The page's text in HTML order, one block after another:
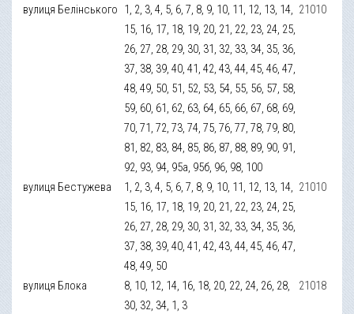
вулиця Белінського 1, 2, 3, 4, 5, 6, 7, 8, 9, 10, 11, 12, 13, 14,
15, 16, 17, 18, 19, 20, 21, 22, 23, 24, 25,
26, 27, 28, 29, 30, 31, 32, 33, 34, 35, 36,
37, 38, 39, 40, 41, 42, 43, 44, 45, 46, 47,
48, 49, 50, 51, 52, 53, 54, 55, 56, 57, 58,
59, 60, 61, 62, 63, 64, 65, 66, 67, 68, 69,
70, 71, 72, 73, 74, 75, 76, 77, 78, 79, 80,
81, 82, 83, 84, 85, 86, 87, 88, 89, 90, 91,
92, 93, 94, 95а, 95б, 96, 98, 100
21010
вулиця Бестужева
1, 2, 3, 4, 5, 6, 7, 8, 9, 10, 11, 12, 13, 14,
15, 16, 17, 18, 19, 20, 21, 22, 23, 24, 25,
26, 27, 28, 29, 30, 31, 32, 33, 34, 35, 36,
37, 38, 39, 40, 41, 42, 43, 44, 45, 46, 47,
48, 49, 50
21010
вулиця Блока
8, 10, 12, 14, 16, 18, 20, 22, 24, 26, 28,
30, 32, 34, 1, 3
21018